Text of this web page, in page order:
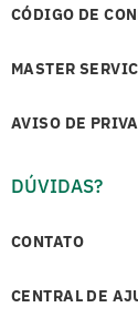
CÓDIGO DE
MASTER
AVISO DE
DÚVIDAS?
CONTATO
CENTRAL DE